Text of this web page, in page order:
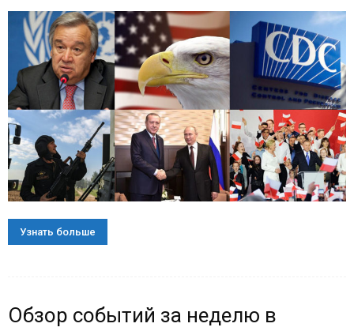
Узнать больше
Обзор событий за неделю в